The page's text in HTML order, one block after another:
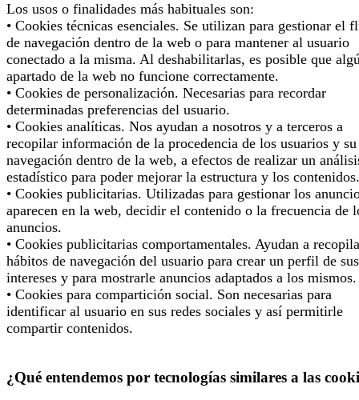
Los usos o finalidades más habituales son:
• Cookies técnicas esenciales. Se utilizan para gestionar el
de navegación dentro de la web o para mantener al usuario
conectado a la misma. Al deshabilitarlas, es posible que
apartado de la web no funcione correctamente.
• Cookies de personalización. Necesarias para recordar
determinadas preferencias del usuario.
• Cookies analíticas. Nos ayudan a nosotros y a terceros a
recopilar información de la procedencia de los usuarios y su
navegación dentro de la web, a efectos de realizar un
estadístico para poder mejorar la estructura y los contenidos.
• Cookies publicitarias. Utilizadas para gestionar los
aparecen en la web, decidir el contenido o la frecuencia de
anuncios.
• Cookies publicitarias comportamentales. Ayudan a
hábitos de navegación del usuario para crear un perfil de sus
intereses y para mostrarle anuncios adaptados a los mismos.
• Cookies para compartición social. Son necesarias para
identificar al usuario en sus redes sociales y así permitirle
compartir contenidos.
¿Qué entendemos por tecnologías similares a las